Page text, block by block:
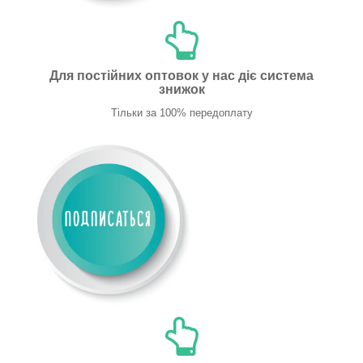
Для постійних оптовок у нас діє система
знижок
Тільки за 100% передоплату